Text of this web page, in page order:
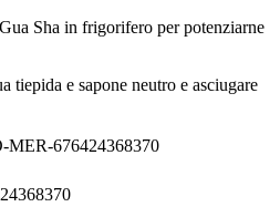
Sha in frigorifero per potenziarne
tiepida e sapone neutro e asciugare
MER-676424368370